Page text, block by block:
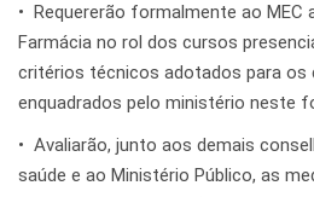
•⁠ ⁠Requererão formalmente ao MEC
Farmácia no rol dos cursos
critérios técnicos adotados para os
enquadrados pelo ministério neste
•⁠ ⁠Avaliarão, junto aos demais
saúde e ao Ministério Público, as